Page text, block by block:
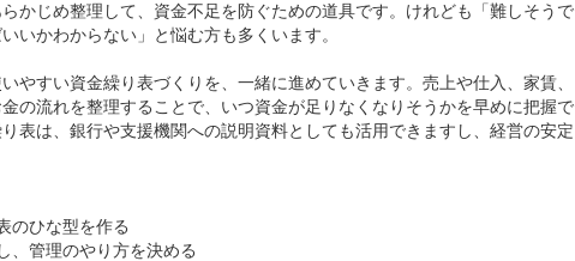
かじめ整理して、資金不足を防ぐための道具です。けれども「難しそうで
いかわからない」と悩む方も多くいます。
やすい資金繰り表づくりを、一緒に進めていきます。売上や仕入、家賃、
の流れを整理することで、いつ資金が足りなくなりそうかを早めに把握で
表は、銀行や支援機関への説明資料としても活用できますし、経営の安定
のひな型を作る
、管理のやり方を決める